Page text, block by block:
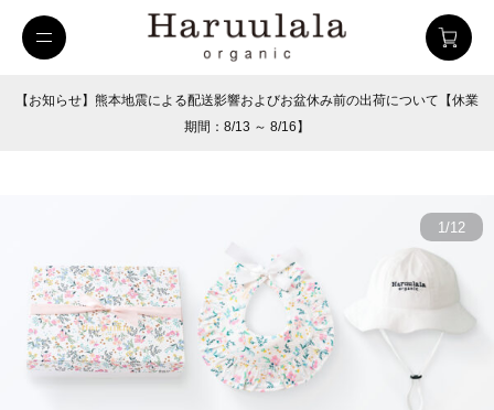
26SUMMER
【お知らせ】熊本地震による配送影響およびお盆休み前の出荷について【休業
期間：8/13 ～ 8/16】
1/12